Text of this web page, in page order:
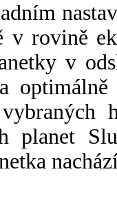
v rovině
v
planet